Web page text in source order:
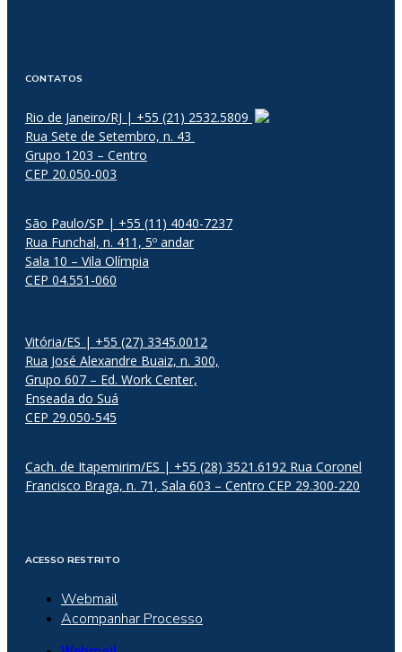
CONTATOS
Rio de Janeiro/RJ | +55 (21) 2532.5809
Rua Sete de Setembro, n. 43
Grupo 1203 – Centro
CEP 20.050-003
São Paulo/SP | +55 (11) 4040-7237
Rua Funchal, n. 411, 5º andar
Sala 10 – Vila Olímpia
CEP 04.551-060
Vitória/ES | +55 (27) 3345.0012
Rua José Alexandre Buaiz, n. 300,
Grupo 607 – Ed. Work Center,
Enseada do Suá
CEP 29.050-545
Cach. de Itapemirim/ES | +55 (28) 3521.6192 Rua Coronel
Francisco Braga, n. 71, Sala 603 – Centro CEP 29.300-220
ACESSO RESTRITO
Webmail
Acompanhar Processo